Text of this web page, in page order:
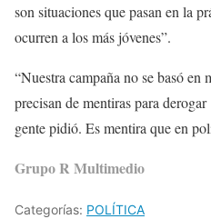
son situaciones que pasan en la
ocurren a los más jóvenes”.
“Nuestra campaña no se basó en
precisan de mentiras para
gente pidió. Es mentira que en
Grupo R Multimedio
Categorías: POLÍTICA